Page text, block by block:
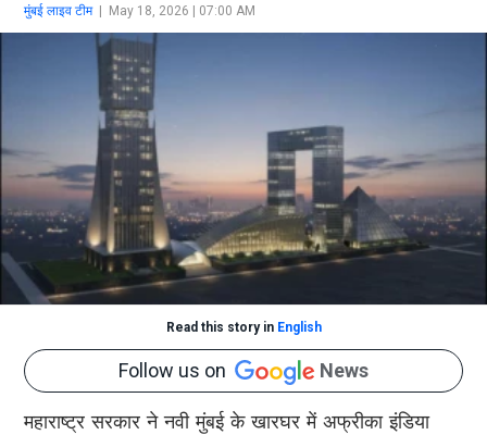
मुंबई लाइव टीम| May 18, 2026 | 07:00 AM
Read this story in English
Follow us on News
महाराष्ट्र सरकार ने नवी मुंबई के खारघर में अफ्रीका इंडिया